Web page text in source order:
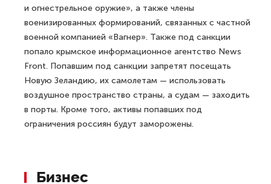
и огнестрельное оружие», а также члены
военизированных формирований, связанных с частной
военной компанией «Вагнер». Также под санкции
попало крымское информационное агентство News
Front. Попавшим под санкции запретят посещать
Новую Зеландию, их самолетам — использовать
воздушное пространство страны, а судам — заходить
в порты. Кроме того, активы попавших под
ограничения россиян будут заморожены.
Бизнес